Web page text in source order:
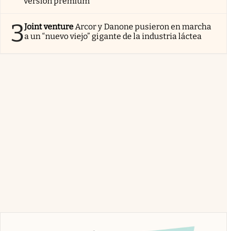
3Joint ventureArcor y Danone pusieron en marcha
a un “nuevo viejo” gigante de la industria láctea